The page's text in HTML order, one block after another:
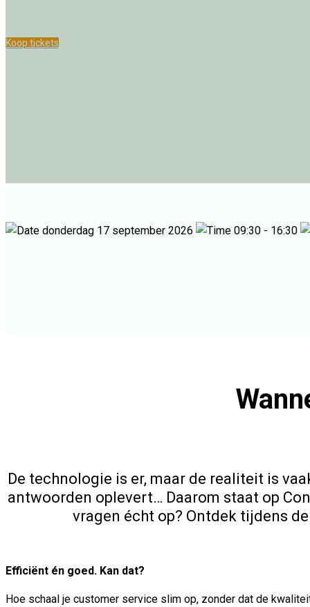
Koop tickets
donderdag 17 september 2026 09:30 - 16:30
De technologie is er, maar de realiteit is
antwoorden oplevert… Daarom staat op
vragen écht op? Ontdek tijdens
Efficiënt én goed. Kan dat?
Hoe schaal je customer service slim op, zonder dat de